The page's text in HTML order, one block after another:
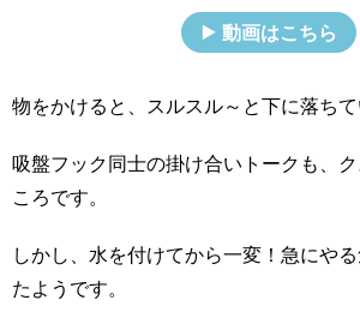
動画はこちら
物をかけると、スルスル～と下に落ちて
吸盤フック同士の掛け合いトークも、
ころです。
しかし、水を付けてから一変！急にや
たようです。